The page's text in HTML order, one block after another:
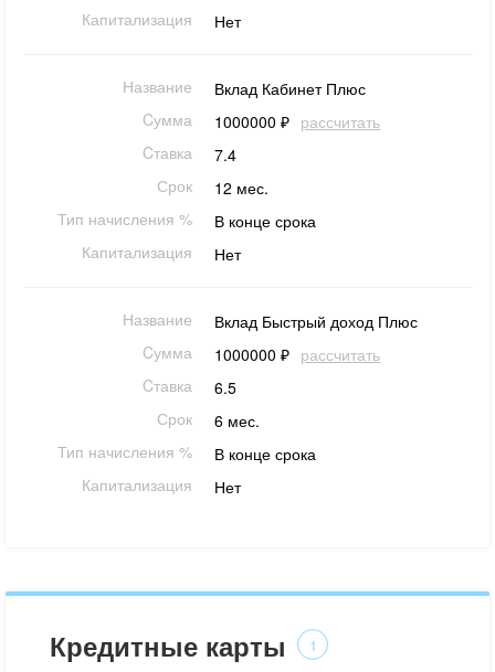
Капитализация
Нет
Название
Вклад Кабинет Плюс
Cумма
1000000 ₽ рассчитать
Cтавка
7.4
Срок
12 мес.
Тип начисления %
В конце срока
Капитализация
Нет
Название
Вклад Быстрый доход Плюс
Cумма
1000000 ₽ рассчитать
Cтавка
6.5
Срок
6 мес.
Тип начисления %
В конце срока
Капитализация
Нет
Кредитные карты 1